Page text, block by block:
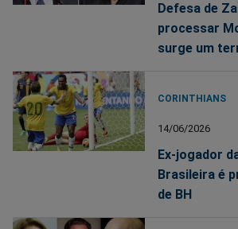
Defesa de
processar
surge um
CORINTHIANS
14/06/2026
Ex-jogador
Brasileira é
de BH